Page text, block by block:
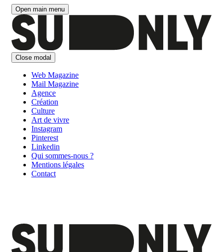
Aller
contenu
Open main menu
Close modal
Web Magazine
Mail Magazine
Agence
Création
Culture
Art de vivre
Instagram
Pinterest
Linkedin
Qui sommes-nous ?
Mentions légales
Contact